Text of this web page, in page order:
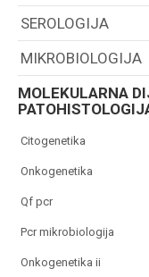
SEROLOGIJA
MIKROBIOLOGIJA
MOLEKULARNA
citogenetika
onkogenetika
qf pcr
pcr mikrobiologija
onkogenetika ii